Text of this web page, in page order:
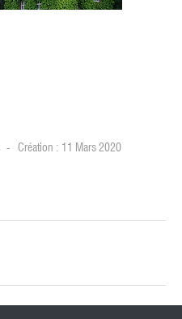
Création : 11 Mars 2020